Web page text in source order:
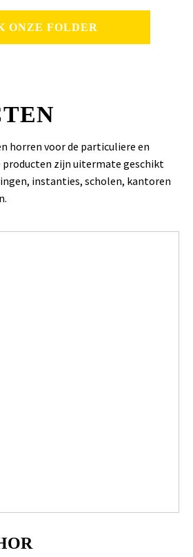
ONZE FOLDER
horren voor de particuliere en
producten zijn uitermate geschikt
instanties, scholen, kantoren